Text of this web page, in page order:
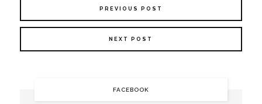
PREVIOUS POST
NEXT POST
FACEBOOK